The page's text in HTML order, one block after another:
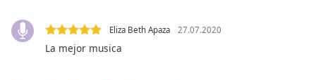
Eliza Beth Apaza 27.07.2020
La mejor musica